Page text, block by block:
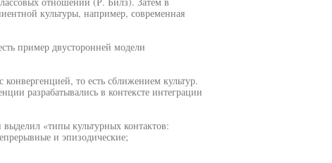
культуры, например, современная
пример двусторонней модели
то есть сближением культур.
разрабатывались в контексте интеграции
«типы культурных контактов:
и эпизодические;